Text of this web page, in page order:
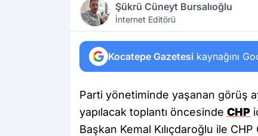
Şükrü Cüneyt Bursalıoğlu
İnternet Editörü
Kocatepe Gazetesi kaynağını
Parti yönetiminde yaşanan görüş
yapılacak toplantı öncesinde CHP
Başkan Kemal Kılıçdaroğlu ile